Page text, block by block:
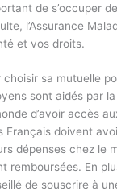
de s’occuper
l’Assurance
et vos droits.
choisir sa mutuelle
sont aidés par
d’avoir accès
Français doivent
dépenses chez le
remboursées. En
de souscrire à